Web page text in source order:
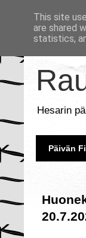
Hesarin
Päivän
This site
are shared
statistics,